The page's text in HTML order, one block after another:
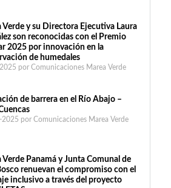
Verde y su Directora Ejecutiva Laura
son reconocidas con el Premio
2025 por innovación en la
de humedales
por Comunicaciones Marea Verde
de barrera en el Río Abajo –
2025 por Comunicaciones Marea Verde
Verde Panamá y Junta Comunal de
renuevan el compromiso con el
inclusivo a través del proyecto